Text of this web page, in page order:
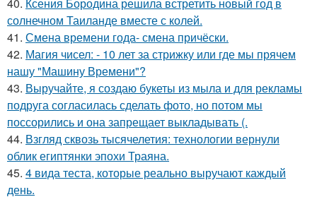
40. Ксения Бородина решила встретить новый год в
солнечном Таиланде вместе с колей.
41. Смена времени года- смена причёски.
42. Магия чисел: - 10 лет за стрижку или где мы прячем
нашу "Машину Времени"?
43. Выручайте, я создаю букеты из мыла и для рекламы
подруга согласилась сделать фото, но потом мы
поссорились и она запрещает выкладывать (.
44. Взгляд сквозь тысячелетия: технологии вернули
облик египтянки эпохи Траяна.
45. 4 вида теста, которые реально выручают каждый
день.